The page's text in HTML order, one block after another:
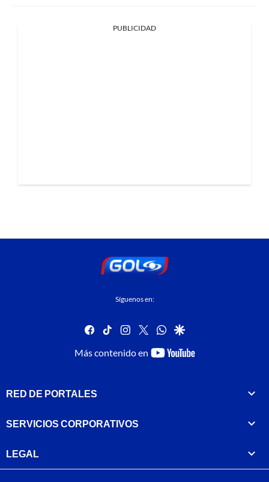
PUBLICIDAD
Síguenos en:
facebook
tiktok instagram
twitterwhatsapp
google
Más contenido en
youtube-
RED DE PORTALES
SERVICIOS CORPORATIVOS
LEGAL